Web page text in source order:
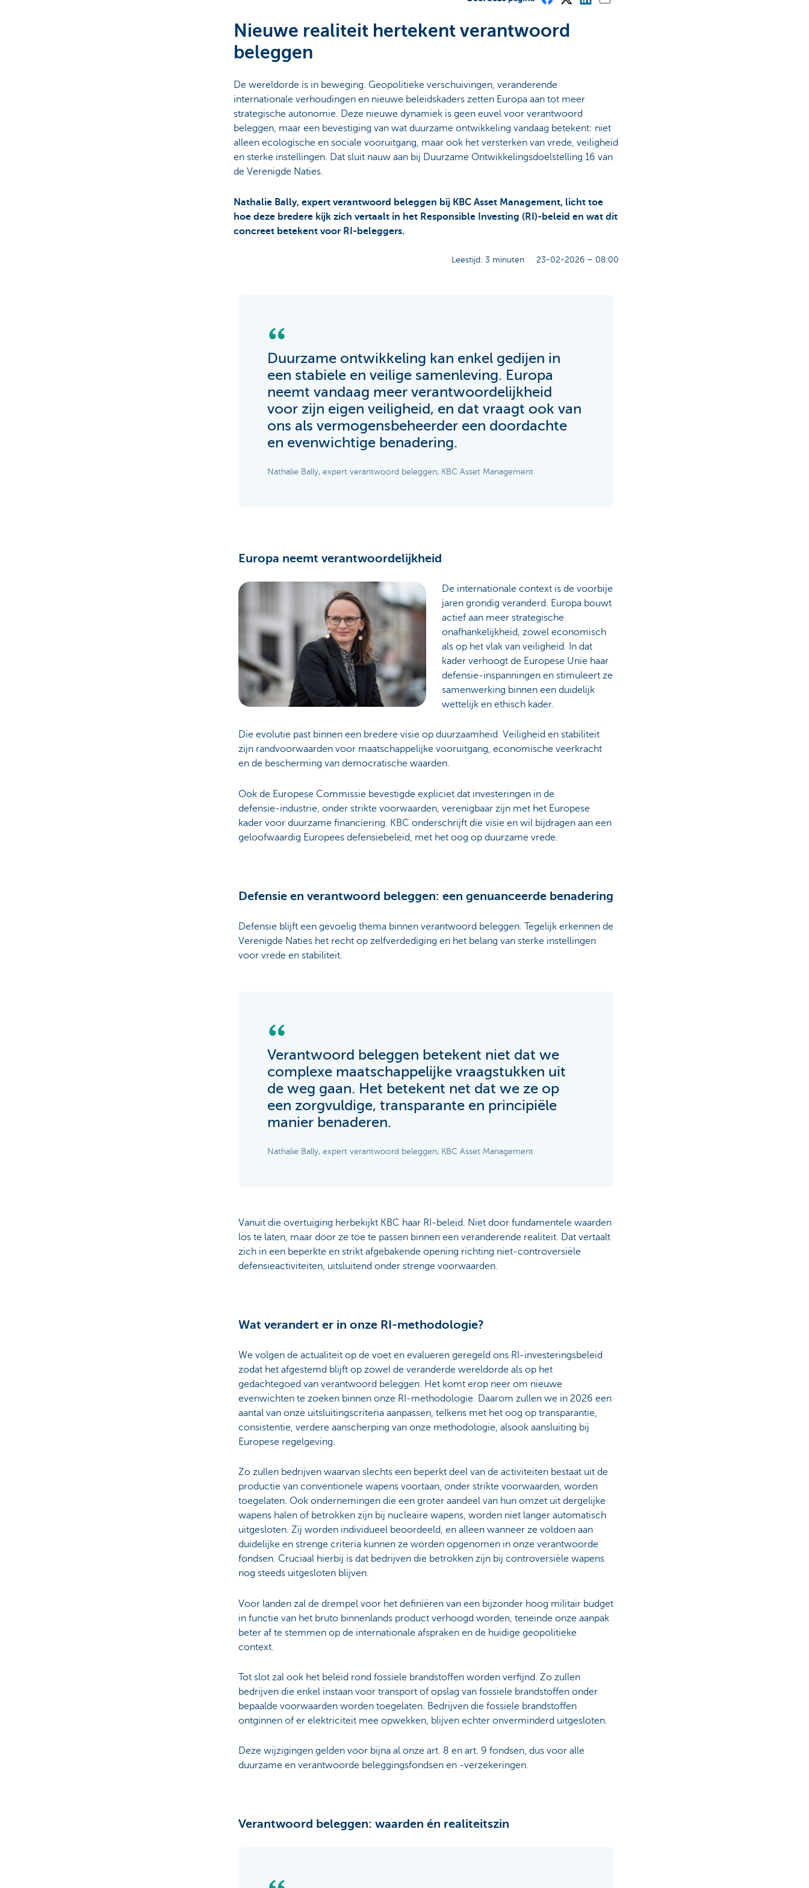
Nieuwe realiteit hertekent verantwoord
beleggen
De wereldorde is in beweging. Geopolitieke verschuivingen, veranderende
internationale verhoudingen en nieuwe beleidskaders zetten Europa aan tot meer
strategische autonomie. Deze nieuwe dynamiek is geen euvel voor verantwoord
beleggen, maar een bevestiging van wat duurzame ontwikkeling vandaag betekent: niet
alleen ecologische en sociale vooruitgang, maar ook het versterken van vrede, veiligheid
en sterke instellingen. Dat sluit nauw aan bij Duurzame Ontwikkelingsdoelstelling 16 van
de Verenigde Naties.
Nathalie Bally, expert verantwoord beleggen bij KBC Asset Management, licht toe
hoe deze bredere kijk zich vertaalt in het Responsible Investing (RI)-beleid en wat dit
concreet betekent voor RI-beleggers.
Leestijd: 3 minuten 23-02-2026 – 08:00
Duurzame ontwikkeling kan enkel gedijen in
een stabiele en veilige samenleving. Europa
neemt vandaag meer verantwoordelijkheid
voor zijn eigen veiligheid, en dat vraagt ook van
ons als vermogensbeheerder een doordachte
en evenwichtige benadering.
Nathalie Bally, expert verantwoord beleggen, KBC Asset Management
Europa neemt verantwoordelijkheid
De internationale context is de voorbije
jaren grondig veranderd. Europa bouwt
actief aan meer strategische
onafhankelijkheid, zowel economisch
als op het vlak van veiligheid. In dat
kader verhoogt de Europese Unie haar
defensie‑inspanningen en stimuleert ze
samenwerking binnen een duidelijk
wettelijk en ethisch kader.
Die evolutie past binnen een bredere visie op duurzaamheid. Veiligheid en stabiliteit
zijn randvoorwaarden voor maatschappelijke vooruitgang, economische veerkracht
en de bescherming van democratische waarden.
Ook de Europese Commissie bevestigde expliciet dat investeringen in de
defensie‑industrie, onder strikte voorwaarden, verenigbaar zijn met het Europese
kader voor duurzame financiering. KBC onderschrijft die visie en wil bijdragen aan een
geloofwaardig Europees defensiebeleid, met het oog op duurzame vrede.
Defensie en verantwoord beleggen: een genuanceerde benadering
Defensie blijft een gevoelig thema binnen verantwoord beleggen. Tegelijk erkennen de
Verenigde Naties het recht op zelfverdediging en het belang van sterke instellingen
voor vrede en stabiliteit.
Verantwoord beleggen betekent niet dat we
complexe maatschappelijke vraagstukken uit
de weg gaan. Het betekent net dat we ze op
een zorgvuldige, transparante en principiële
manier benaderen.
Nathalie Bally, expert verantwoord beleggen, KBC Asset Management
Vanuit die overtuiging herbekijkt KBC haar RI‑beleid. Niet door fundamentele waarden
los te laten, maar door ze toe te passen binnen een veranderende realiteit. Dat vertaalt
zich in een beperkte en strikt afgebakende opening richting niet‑controversiële
defensieactiviteiten, uitsluitend onder strenge voorwaarden.
Wat verandert er in onze RI-methodologie?
We volgen de actualiteit op de voet en evalueren geregeld ons RI-investeringsbeleid
zodat het afgestemd blijft op zowel de veranderde wereldorde als op het
gedachtegoed van verantwoord beleggen. Het komt erop neer om nieuwe
evenwichten te zoeken binnen onze RI-methodologie. Daarom zullen we in 2026 een
aantal van onze uitsluitingscriteria aanpassen, telkens met het oog op transparantie,
consistentie, verdere aanscherping van onze methodologie, alsook aansluiting bij
Europese regelgeving.
Zo zullen bedrijven waarvan slechts een beperkt deel van de activiteiten bestaat uit de
productie van conventionele wapens voortaan, onder strikte voorwaarden, worden
toegelaten. Ook ondernemingen die een groter aandeel van hun omzet uit dergelijke
wapens halen of betrokken zijn bij nucleaire wapens, worden niet langer automatisch
uitgesloten. Zij worden individueel beoordeeld, en alleen wanneer ze voldoen aan
duidelijke en strenge criteria kunnen ze worden opgenomen in onze verantwoorde
fondsen. Cruciaal hierbij is dat bedrijven die betrokken zijn bij controversiële wapens
nog steeds uitgesloten blijven.
Voor landen zal de drempel voor het definiëren van een bijzonder hoog militair budget
in functie van het bruto binnenlands product verhoogd worden, teneinde onze aanpak
beter af te stemmen op de internationale afspraken en de huidige geopolitieke
context.
Tot slot zal ook het beleid rond fossiele brandstoffen worden verfijnd. Zo zullen
bedrijven die enkel instaan voor transport of opslag van fossiele brandstoffen onder
bepaalde voorwaarden worden toegelaten. Bedrijven die fossiele brandstoffen
ontginnen of er elektriciteit mee opwekken, blijven echter onverminderd uitgesloten.
Deze wijzigingen gelden voor bijna al onze art. 8 en art. 9 fondsen, dus voor alle
duurzame en verantwoorde beleggingsfondsen en -verzekeringen.
Verantwoord beleggen: waarden én realiteitszin